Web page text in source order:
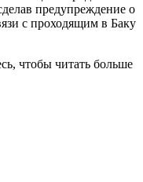
предупреждение о
с проходящим в Баку
чтобы читать больше